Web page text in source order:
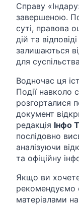
Справу
завершеною.
суті, правова
дій та
залишаються
для
Водночас ця
Події навколо
розгорталися
документ
редакція Інфо
послідовно
аналізуючи
та офіційну
Якщо ви
рекомендуємо
матеріалами